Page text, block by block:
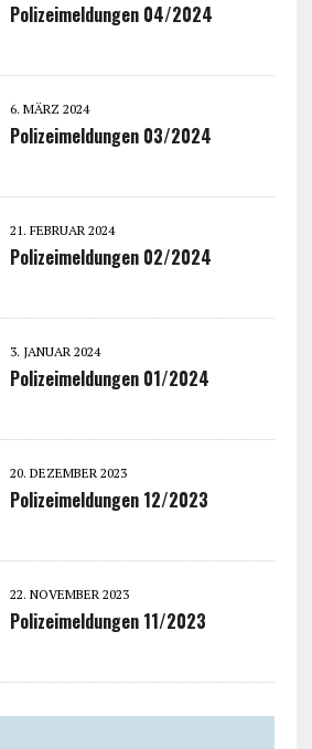
Polizeimeldungen 04/2024
6. MÄRZ 2024
Polizeimeldungen 03/2024
21. FEBRUAR 2024
Polizeimeldungen 02/2024
3. JANUAR 2024
Polizeimeldungen 01/2024
20. DEZEMBER 2023
Polizeimeldungen 12/2023
22. NOVEMBER 2023
Polizeimeldungen 11/2023